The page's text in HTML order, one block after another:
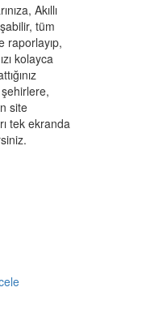
Akıllı
tüm
raporlayıp,
kolayca
site
tek ekranda